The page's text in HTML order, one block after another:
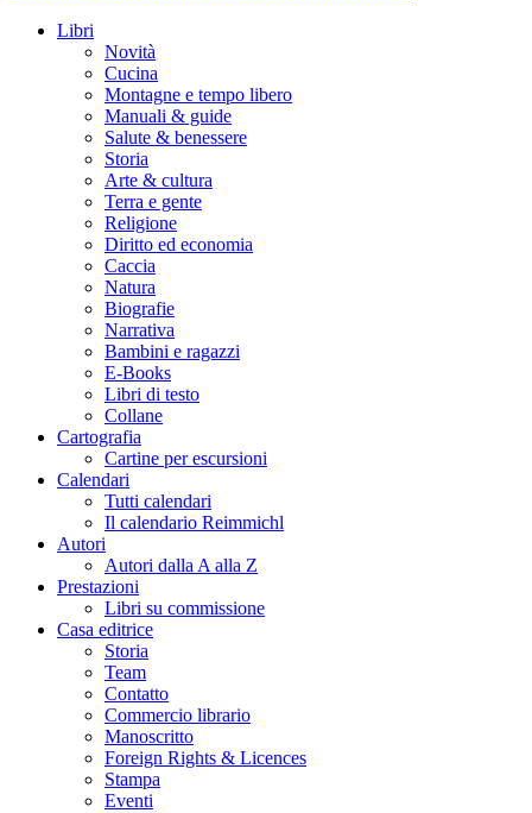
Libri
Novità
Cucina
Montagne e tempo libero
Manuali & guide
Salute & benessere
Storia
Arte & cultura
Terra e gente
Religione
Diritto ed economia
Caccia
Natura
Biografie
Narrativa
Bambini e ragazzi
E-Books
Libri di testo
Collane
Cartografia
Cartine per escursioni
Calendari
Tutti calendari
Il calendario Reimmichl
Autori
Autori dalla A alla Z
Prestazioni
Libri su commissione
Casa editrice
Storia
Team
Contatto
Commercio librario
Manoscritto
Foreign Rights & Licences
Stampa
Eventi